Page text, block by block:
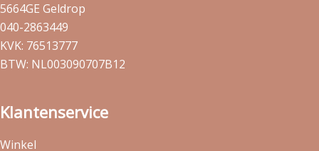
5664GE Geldrop
040-2863449
KVK: 76513777
BTW: NL003090707B12
Klantenservice
Winkel